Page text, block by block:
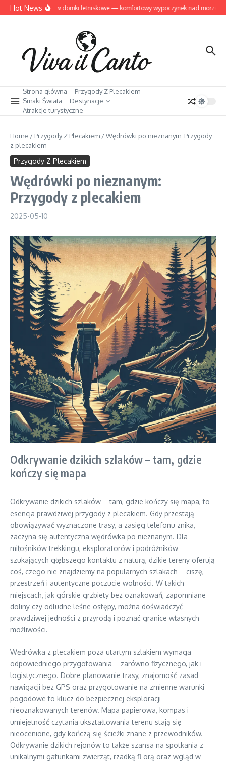
Przejdź do treści
Hot NewsDziwnów domki letniskowe — komfortowy wypoczynek nad morzem
Strona główna
Przygody Z Plecakiem
Smaki Świata
Destynacje
Atrakcje turystyczne
Home / Przygody Z Plecakiem /Wędrówki po nieznanym: Przygody
z plecakiem
Przygody Z Plecakiem
Wędrówki po nieznanym:
Przygody z plecakiem
2025-05-10
Odkrywanie dzikich szlaków – tam, gdzie
kończy się mapa
Odkrywanie dzikich szlaków – tam, gdzie kończy się mapa, to
esencja prawdziwej przygody z plecakiem. Gdy przestają
obowiązywać wyznaczone trasy, a zasięg telefonu znika,
zaczyna się autentyczna wędrówka po nieznanym. Dla
miłośników trekkingu, eksploratorów i podróżników
szukających głębszego kontaktu z naturą, dzikie tereny oferują
coś, czego nie znajdziemy na popularnych szlakach – ciszę,
przestrzeń i autentyczne poczucie wolności. W takich
miejscach, jak górskie grzbiety bez oznakowań, zapomniane
doliny czy odludne leśne ostępy, można doświadczyć
prawdziwej jedności z przyrodą i poznać granice własnych
możliwości.
Wędrówka z plecakiem poza utartym szlakiem wymaga
odpowiedniego przygotowania – zarówno fizycznego, jak i
logistycznego. Dobre planowanie trasy, znajomość zasad
nawigacji bez GPS oraz przygotowanie na zmienne warunki
pogodowe to klucz do bezpiecznej eksploracji
nieoznakowanych terenów. Mapa papierowa, kompas i
umiejętność czytania ukształtowania terenu stają się
nieocenione, gdy kończą się ścieżki znane z przewodników.
Odkrywanie dzikich rejonów to także szansa na spotkania z
unikalnymi gatunkami zwierząt, rzadką fl orą oraz wgląd w